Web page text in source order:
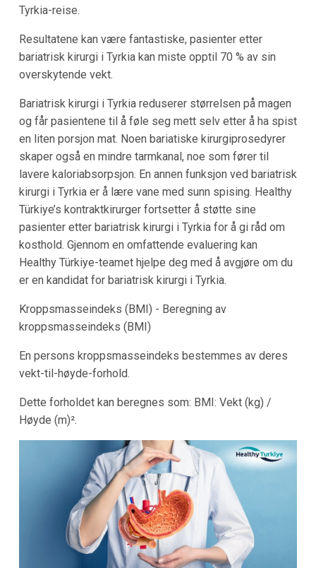
Tyrkia-reise.
Resultatene kan være fantastiske, pasienter etter
bariatrisk kirurgi i Tyrkia kan miste opptil 70 % av sin
overskytende vekt.
Bariatrisk kirurgi i Tyrkia reduserer størrelsen på magen
og får pasientene til å føle seg mett selv etter å ha spist
en liten porsjon mat. Noen bariatiske kirurgiprosedyrer
skaper også en mindre tarmkanal, noe som fører til
lavere kaloriabsorpsjon. En annen funksjon ved bariatrisk
kirurgi i Tyrkia er å lære vane med sunn spising. Healthy
Türkiye’s kontraktkirurger fortsetter å støtte sine
pasienter etter bariatrisk kirurgi i Tyrkia for å gi råd om
kosthold. Gjennom en omfattende evaluering kan
Healthy Türkiye-teamet hjelpe deg med å avgjøre om du
er en kandidat for bariatrisk kirurgi i Tyrkia.
Kroppsmasseindeks (BMI) - Beregning av
kroppsmasseindeks (BMI)
En persons kroppsmasseindeks bestemmes av deres
vekt-til-høyde-forhold.
Dette forholdet kan beregnes som: BMI: Vekt (kg) /
Høyde (m)².